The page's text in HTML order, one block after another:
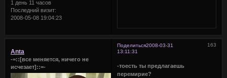
1 день 11 часов
Последний визит:
2008-05-08 19:04:23
Поделиться 163
2008-03-31
13:11:31
Anta
-=::[все меняется, ничего не
исчезает]::=-
-тоесть ты предлагаешь
перемирие?